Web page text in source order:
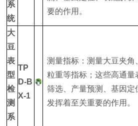
系
统
要的作用。
大
豆
表
型
检
测
系
TP
D-B
X-1
测量指标：测量大豆夹
粒重等指标；这些高通量
筛选、产量预测、基因
发挥着至关重要的作用。